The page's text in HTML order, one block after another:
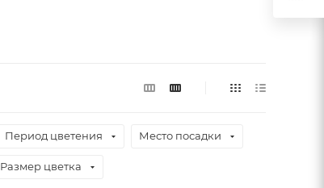
Период цветения Место посадки
Размер цветка